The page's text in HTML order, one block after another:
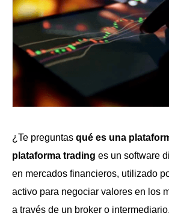
¿Te preguntas qué es una
plataforma trading es un software
en mercados financieros, utilizado
activo para negociar valores en los
a través de un broker o